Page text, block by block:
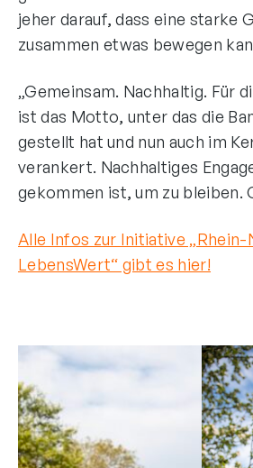
jeher darauf, dass eine starke
zusammen etwas bewegen
„Gemeinsam. Nachhaltig. Für
ist das Motto, unter das die
gestellt hat und nun auch im
verankert. Nachhaltiges
gekommen ist, um zu bleiben.
Alle Infos zur Initiative „Rhein-
LebensWert“ gibt es hier!